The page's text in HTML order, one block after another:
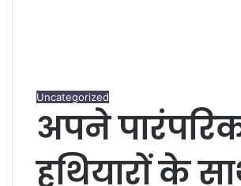
Uncategorized
अपने
हथियारों के